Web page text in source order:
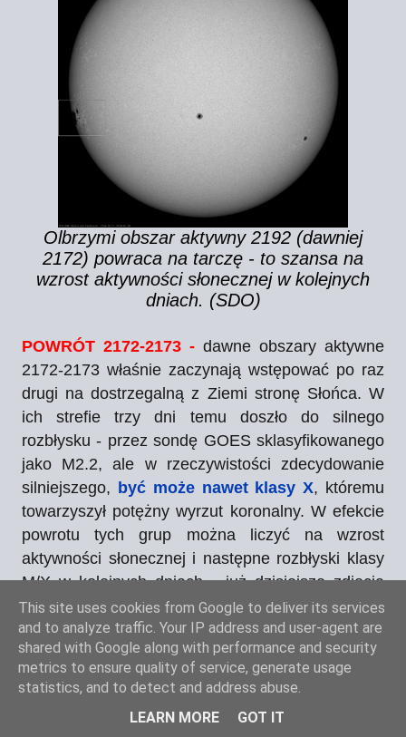
Olbrzymi obszar aktywny 2192 (dawniej
2172) powraca na tarczę - to szansa na
wzrost aktywności słonecznej w kolejnych
dniach. (SDO)
POWRÓT 2172-2173 - dawne obszary aktywne
2172-2173 właśnie zaczynają wstępować po raz
drugi na dostrzegalną z Ziemi stronę Słońca. W
ich strefie trzy dni temu doszło do silnego
rozbłysku - przez sondę GOES sklasyfikowanego
jako M2.2, ale w rzeczywistości zdecydowanie
silniejszego, być może nawet klasy X, któremu
towarzyszył potężny wyrzut koronalny. W efekcie
powrotu tych grup można liczyć na wzrost
aktywności słonecznej i następne rozbłyski klasy
M/X w kolejnych dniach - już dzisiejsze zdjęcia
sugerują rozbudowaną budowę tych grup, a co za
tym idzie duże szanse na skomplikowane pola
magnetyczne w ich strefie. Ewentualna aktywność
tych grup plam będzie miała znaczenie dla nas za
około 5-6 dni, wcześniej można będzie liczyć na
nie więcej jak częściowe kierowanie takich
This site uses cookies from Google to deliver its services
and to analyze traffic. Your IP address and user-agent are
shared with Google along with performance and security
metrics to ensure quality of service, generate usage
statistics, and to detect and address abuse.
LEARN MORE
GOT IT